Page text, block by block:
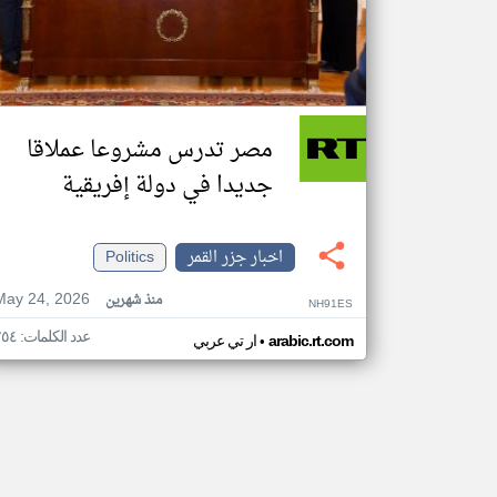
مصر تدرس مشروعا عملاقا
جديدا في دولة إفريقية
اخبار جزر القمر
Politics
24, 2026
منذ شهرين NH91ES
ار تي عربي• arabic.rt.com عدد الكلمات: ٢٥٤